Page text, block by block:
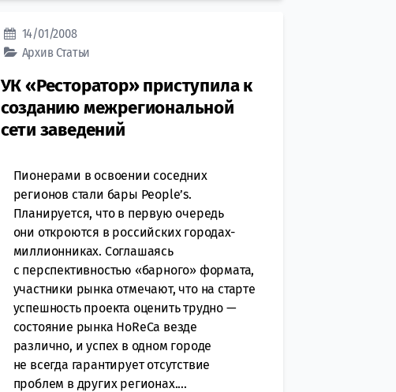
14/01/2008
Архив Статьи
УК «Ресторатор» приступила к
созданию межрегиональной
сети заведений
Пионерами в освоении соседних
регионов стали бары Peoрle’s.
Планируется, что в первую очередь
они откроются в российских городах-
миллионниках. Соглашаясь
с перспективностью «барного» формата,
участники рынка отмечают, что на старте
успешность проекта оценить трудно —
состояние рынка HoReCa везде
различно, и успех в одном городе
не всегда гарантирует отсутствие
проблем в других регионах....